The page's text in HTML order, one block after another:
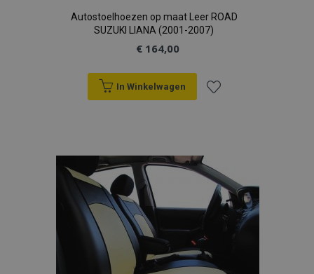
Autostoelhoezen op maat Leer ROAD
SUZUKI LIANA (2001-2007)
€ 164,00
In Winkelwagen
aan
verlanglijst